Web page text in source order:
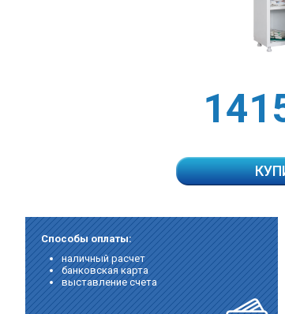
Способы оплаты:
наличный расчет
банковская карта
выставление счета